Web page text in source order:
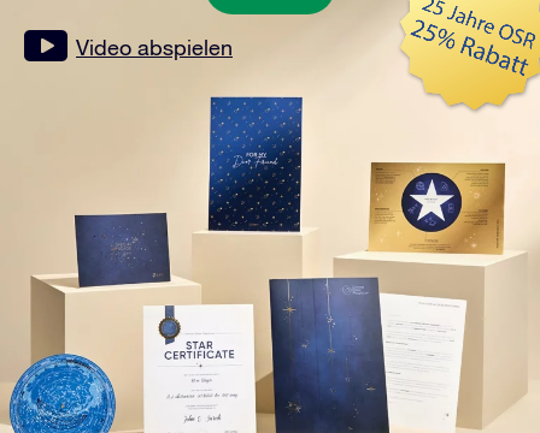
Video abspielen